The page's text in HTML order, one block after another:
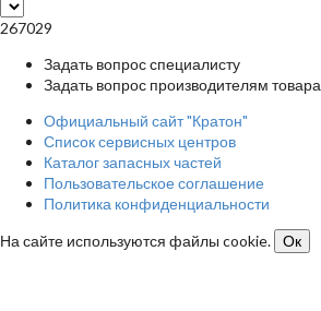
267029
Задать вопрос специалисту
Задать вопрос производителям товара
Официальный сайт "Кратон"
Список сервисных центров
Каталог запасных частей
Пользовательское соглашение
Политика конфиденциальности
На сайте используются файлы cookie.
Ок